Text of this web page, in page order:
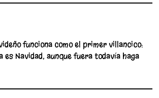
funciona como el primer villancico:
es Navidad, aunque fuera todavía haga